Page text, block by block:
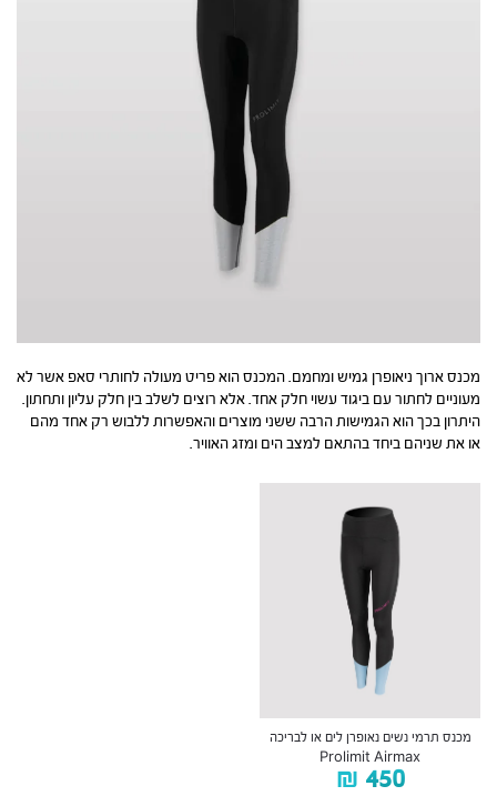
מכנס ארוך ניאופרן גמיש ומחמם. המכנס הוא פריט מעולה לחותרי סאפ אשר לא
מעוניים לחתור עם ביגוד עשוי חלק אחד. אלא רוצים לשלב בין חלק עליון ותחתון.
היתרון בכך הוא הגמישות הרבה ששני מוצרים והאפשרות ללבוש רק אחד מהם
או את שניהם ביחד בהתאם למצב הים ומזג האוויר.
מכנס תרמי נשים נאופרן לים או לבריכה
Prolimit Airmax
₪ 450